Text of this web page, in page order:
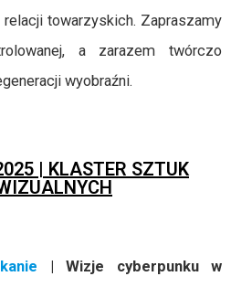
towarzyskich. Zapraszamy
a zarazem twórczo
wyobraźni.
| KLASTER SZTUK
| Wizje cyberpunku w